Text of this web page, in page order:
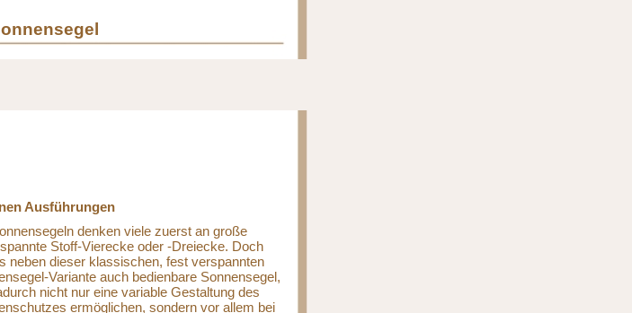
Ausführungen
denken viele zuerst an große
Stoff-Vierecke oder -Dreiecke. Doch
neben dieser klassischen, fest verspannten
Variante auch bedienbare Sonnensegel,
nicht nur eine variable Gestaltung des
ermöglichen, sondern vor allem bei